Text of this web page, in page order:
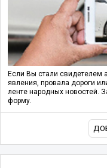
Если Вы стали свидетелем
явления, провала дороги
ленте народных новостей.
форму.